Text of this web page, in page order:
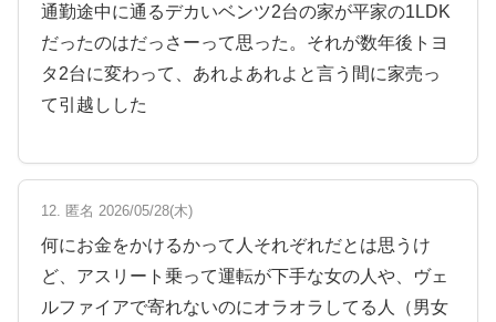
通勤途中に通るデカいベンツ2台の家が平家の1LDK
だったのはだっさーって思った。それが数年後トヨ
タ2台に変わって、あれよあれよと言う間に家売っ
て引越しした
12. 匿名 2026/05/28(木)
何にお金をかけるかって人それぞれだとは思うけ
ど、アスリート乗って運転が下手な女の人や、ヴェ
ルファイアで寄れないのにオラオラしてる人（男女